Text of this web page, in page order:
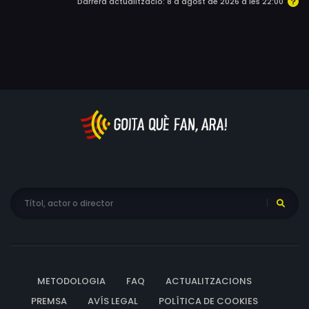
METODOLOGIA FAQ
ACTUALITZACIONS
PREMSA
AVÍS LEGAL POLÍTICA DE COOKIES